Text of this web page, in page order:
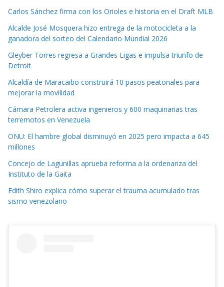
Carlos Sánchez firma con los Orioles e historia en el Draft MLB
Alcalde José Mosquera hizo entrega de la motocicleta a la
ganadora del sorteo del Calendario Mundial 2026
Gleyber Torres regresa a Grandes Ligas e impulsa triunfo de
Detroit
Alcaldía de Maracaibo construirá 10 pasos peatonales para
mejorar la movilidad
Cámara Petrolera activa ingenieros y 600 maquinarias tras
terremotos en Venezuela
ONU: El hambre global disminuyó en 2025 pero impacta a 645
millones
Concejo de Lagunillas aprueba reforma a la ordenanza del
Instituto de la Gaita
Edith Shiro explica cómo superar el trauma acumulado tras
sismo venezolano